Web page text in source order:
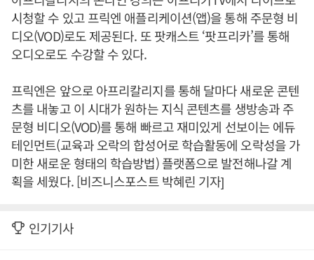
시청할 수 있고 프릭엔 애플리케이션(앱)을 통해 주문형 비
디오(VOD)로도 제공된다. 또 팟캐스트 ‘팟프리카’를 통해
오디오로도 수강할 수 있다.
프릭엔은 앞으로 아프리칼리지를 통해 달마다 새로운 콘텐
츠를 내놓고 이 시대가 원하는 지식 콘텐츠를 생방송과 주
문형 비디오(VOD)를 통해 빠르고 재미있게 선보이는 에듀
테인먼트(교육과 오락의 합성어로 학습활동에 오락성을 가
미한 새로운 형태의 학습방법) 플랫폼으로 발전해나갈 계
획을 세웠다. [비즈니스포스트 박혜린 기자]
인기기사